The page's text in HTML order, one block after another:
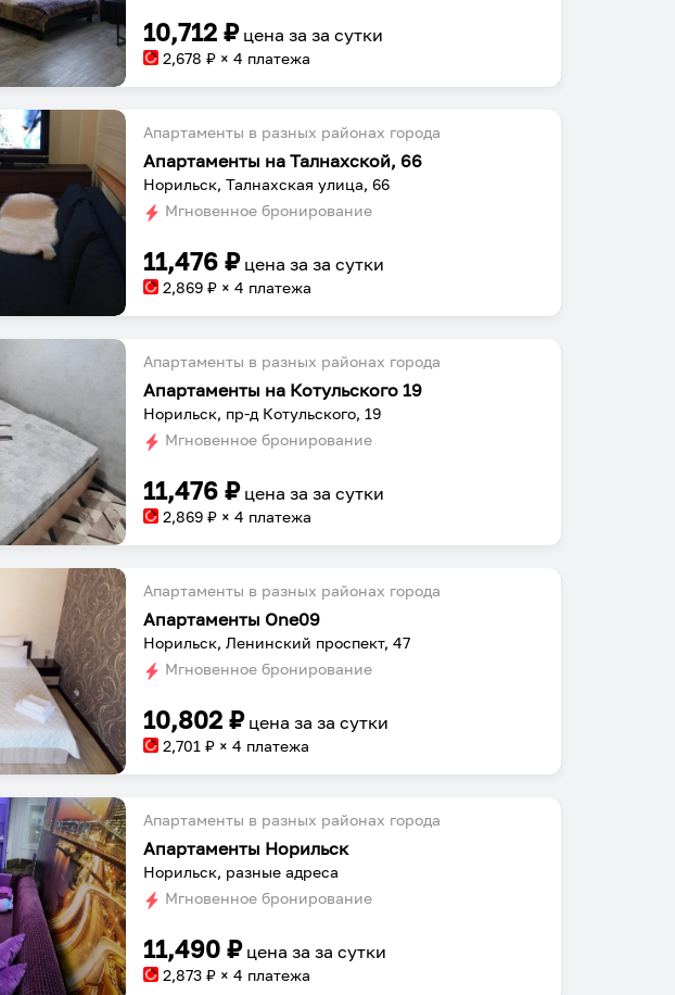
10,712 ₽ цена заза сутки
2,678 ₽ × 4 платежа
Апартаменты в разных районах города
Апартаменты на Талнахской, 66
Норильск, Талнахская улица, 66
Мгновенное бронирование
11,476 ₽ цена заза сутки
2,869 ₽ × 4 платежа
Апартаменты в разных районах города
Апартаменты на Котульского 19
Норильск, пр-д Котульского, 19
Мгновенное бронирование
11,476 ₽ цена заза сутки
2,869 ₽ × 4 платежа
Апартаменты в разных районах города
Апартаменты One09
Норильск, Ленинский проспект, 47
Мгновенное бронирование
10,802 ₽ цена заза сутки
2,701 ₽ × 4 платежа
Апартаменты в разных районах города
Апартаменты Норильск
Норильск, разные адреса
Мгновенное бронирование
11,490 ₽ цена заза сутки
2,873 ₽ × 4 платежа